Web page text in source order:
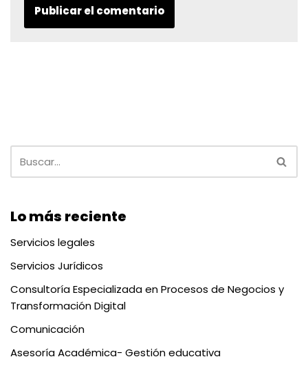
Lo más reciente
Servicios legales
Servicios Jurídicos
Consultoría Especializada en Procesos de Negocios y
Transformación Digital
Comunicación
Asesoría Académica- Gestión educativa